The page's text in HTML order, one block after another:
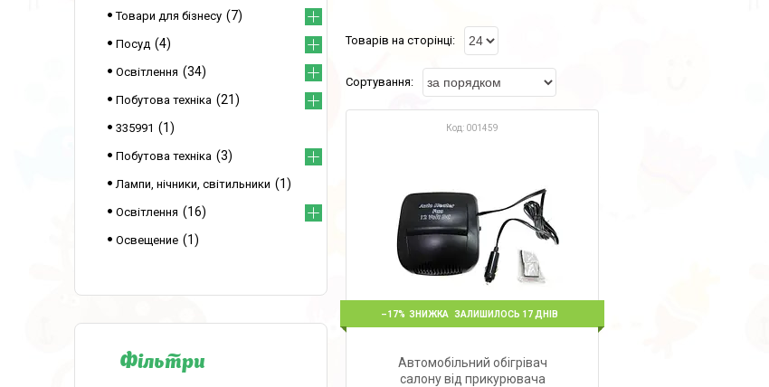
001459
–17% ЗАЛИШИЛОСЬ 17 ДНІВ
Автомобільний обігрівач
салону від прикурювача
Товари для бізнесу 7
Посуд 4
Освітлення 34
Побутова техніка 21
335991 1
Побутова техніка 3
Лампи, нічники, світильники 1
Освітлення 16
Освещение 1
Фільтри